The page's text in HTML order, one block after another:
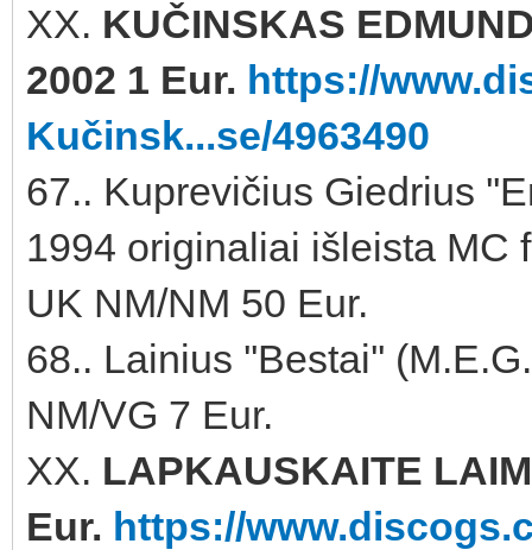
XX. KUČINSKAS
2002 1 Eur. https://
Kučinsk...se/4963490
67.. Kuprevičius Giedrius
1994 originaliai išleista MC
UK NM/NM 50 Eur.
68.. Lainius ''Bestai''
NM/VG 7 Eur.
XX. LAPKAUSKAITE
Eur. https://